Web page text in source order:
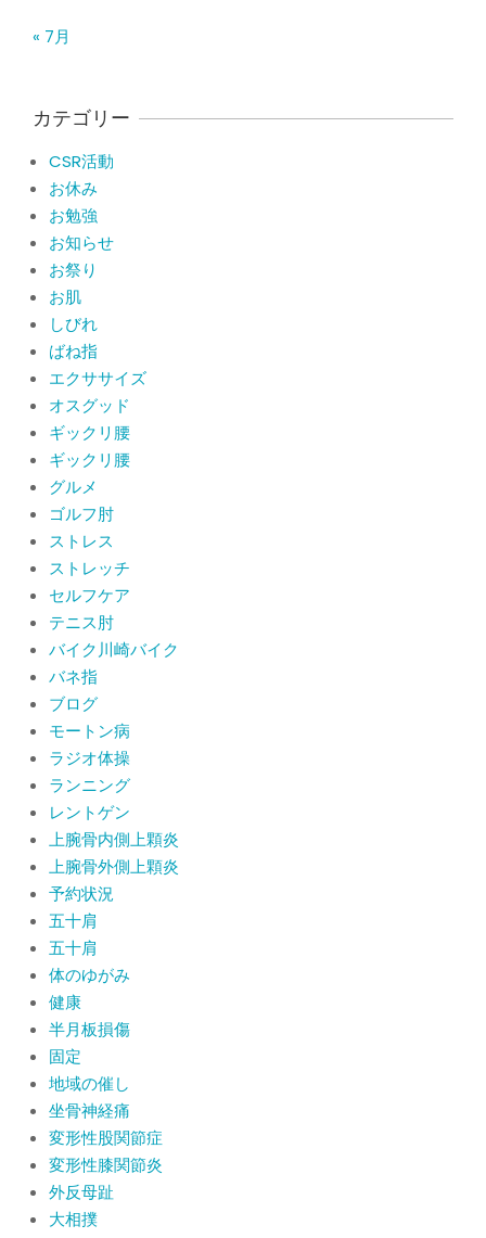
By: 院長 山下 On: 2026年5月22日
« 7月
カテゴリー
CSR活動
お休み
お勉強
お知らせ
お祭り
お肌
しびれ
ばね指
エクササイズ
オスグッド
ギックリ腰
ギックリ腰
グルメ
ゴルフ肘
ストレス
ストレッチ
セルフケア
テニス肘
バイク川崎バイク
バネ指
ブログ
モートン病
ラジオ体操
ランニング
レントゲン
上腕骨内側上顆炎
上腕骨外側上顆炎
予約状況
五十肩
五十肩
体のゆがみ
健康
半月板損傷
固定
地域の催し
坐骨神経痛
変形性股関節症
変形性膝関節炎
外反母趾
大相撲